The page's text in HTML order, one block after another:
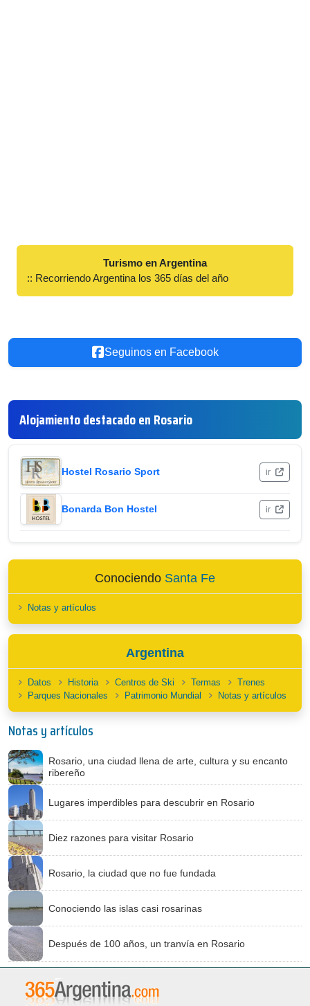
Turismo en Argentina
:: Recorriendo Argentina los 365 días del año
Seguinos en Facebook
Alojamiento destacado en Rosario
Hostel Rosario Sport ir
Bonarda Bon Hostel ir
Conociendo Santa Fe
Notas y artículos
Argentina
Datos Historia Centros de Ski Termas
Trenes
Parques Nacionales
Patrimonio Mundial Notas y artículos
Notas y artículos
Rosario, una ciudad llena de arte, cultura y su encanto
ribereño
Lugares imperdibles para descubrir en Rosario
Diez razones para visitar Rosario
Rosario, la ciudad que no fue fundada
Conociendo las islas casi rosarinas
Después de 100 años, un tranvía en Rosario